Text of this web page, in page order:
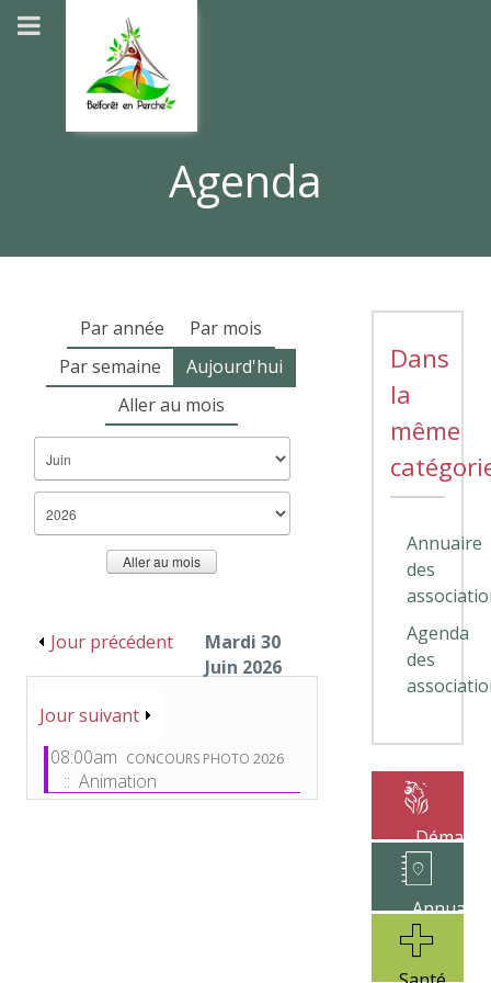
Agenda
Par année
Par mois
Par semaine
Aujourd'hui
Aller au mois
Aller au mois
Jour précédent
Mardi 30
Juin 2026
Jour suivant
08:00am CONCOURS PHOTO 2026
:: Animation
Dans
la
même
Annuaire
des
Agenda
des
Annuaire